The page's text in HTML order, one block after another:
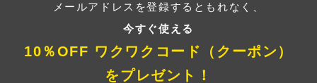
メールアドレスを登録するともれなく、
今すぐ使える
10％OFF ワクワクコード（クーポン）
をプレゼント！